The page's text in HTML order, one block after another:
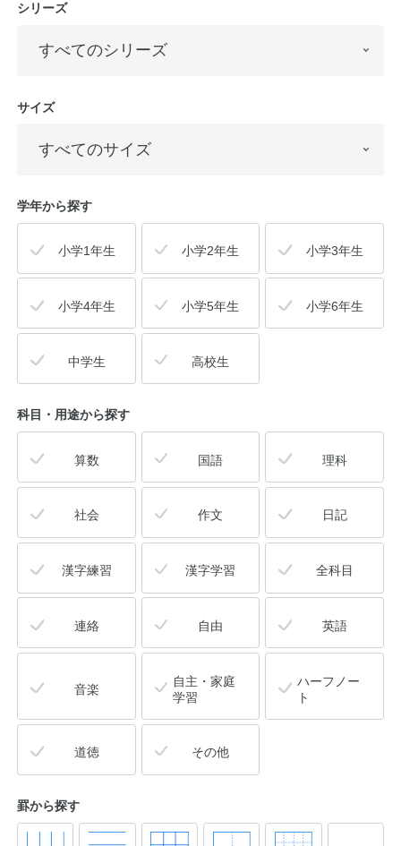
シリーズ
サイズ
学年から探す
小学1年生 小学2年生 小学3年生
小学4年生 小学5年生 小学6年生
中学生 高校生
科目・用途から探す
算数 国語 理科
社会 作文 日記
漢字練習 漢字学習 全科目
連絡 自由 英語
音楽
自主・家庭
学習
ハーフノー
ト
道徳 その他
罫から探す